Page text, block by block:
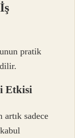
pratik
Etkisi
sadece